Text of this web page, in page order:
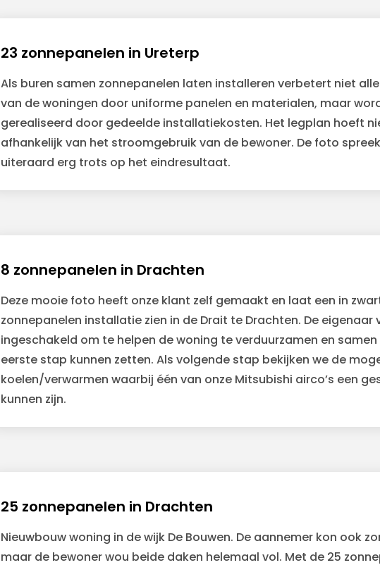
23 zonnepanelen in Ureterp
Als buren samen zonnepanelen laten installeren verbetert niet
van de woningen door uniforme panelen en materialen, maar
gerealiseerd door gedeelde installatiekosten. Het legplan hoeft
afhankelijk van het stroomgebruik van de bewoner. De foto
uiteraard erg trots op het eindresultaat.
8 zonnepanelen in Drachten
Deze mooie foto heeft onze klant zelf gemaakt en laat een in
zonnepanelen installatie zien in de Drait te Drachten. De eigenaar
ingeschakeld om te helpen de woning te verduurzamen en
eerste stap kunnen zetten. Als volgende stap bekijken we de
koelen/verwarmen waarbij één van onze Mitsubishi airco’s een
kunnen zijn.
25 zonnepanelen in Drachten
Nieuwbouw woning in de wijk De Bouwen. De aannemer kon ook
maar de bewoner wou beide daken helemaal vol. Met de 25